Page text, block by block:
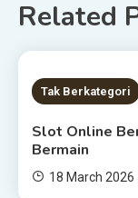
Related
2 MINS READ
Tak Berkategori
Slot Online
Bermain
18 March 2026